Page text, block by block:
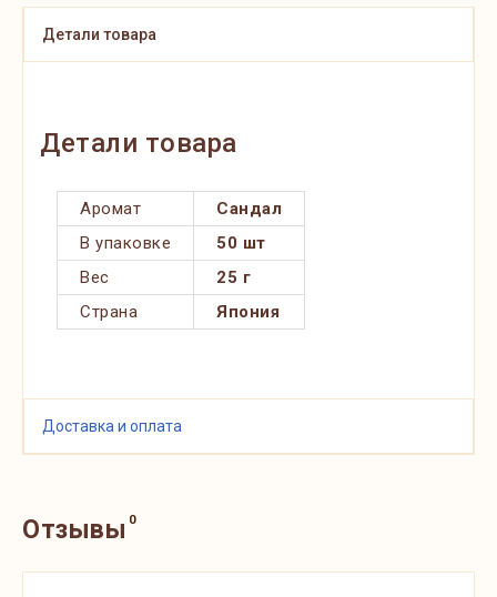
Детали товара
Детали товара
Аромат
Сандал
В упаковке
50 шт
Вес
25 г
Страна
Япония
Доставка и оплата
Отзывы 0